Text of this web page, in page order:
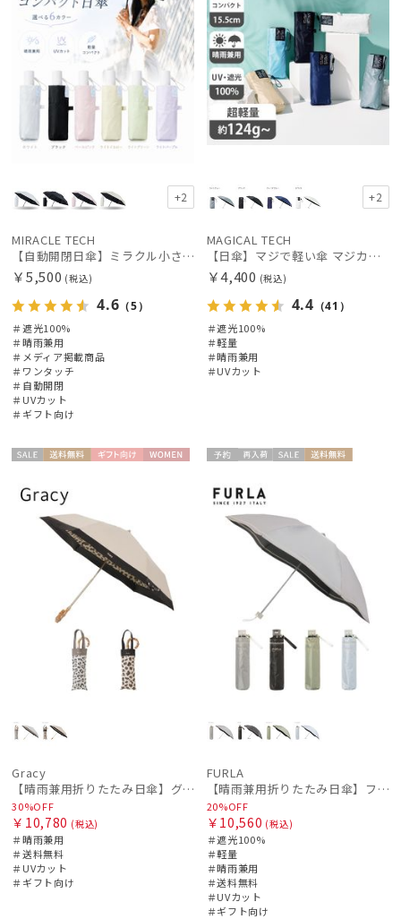
+2
MIRACLE TECH
【自動開閉日傘】ミラクル小さい傘 ミラクルテックプロ (MIRACLE TECH Pro) 晴雨兼用 遮光100 ワンタッチ開閉
￥5,500 (税込)
4.6 （5）
＃遮光100%
＃晴雨兼用
＃メディア掲載商品
＃ワンタッチ
＃自動開閉
＃UVカット
＃ギフト向け
+2
MAGICAL TECH
【日傘】マジで軽い傘 マジカルテックプロテクション(MAGICAL TECH PROTECTION)5flat 晴雨兼用傘折りたたみ日傘 一級遮光100% UV 軽量 コンパクト持ち運びに便利 人気
￥4,400 (税込)
4.4 （41）
＃遮光100%
＃軽量
＃晴雨兼用
＃UVカット
ル
料
Gracy
【晴雨兼用折りたたみ日傘】グレイシー (Gracy) Leopard Back Print 一級遮光99.99% 遮熱 UV99％ 簡単開閉
30%OFF
￥10,780 (税込)
＃晴雨兼用
＃送料無料
＃UVカット
＃ギフト向け
荷
ギフト
向け
WOME
N
FURLA
【晴雨兼用折りたたみ日傘】フルラ (FURLA) ジッパー刺繍 遮光100 UV100 軽量
20%OFF
￥10,560 (税込)
＃遮光100%
＃軽量
＃晴雨兼用
＃送料無料
＃UVカット
＃ギフト向け